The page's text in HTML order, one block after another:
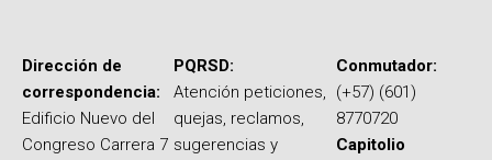
Dirección de
correspondencia:
Edificio Nuevo del
Congreso Carrera 7
PQRSD:
Atención peticiones,
quejas, reclamos,
sugerencias y
Conmutador:
(+57) (601)
8770720
Capitolio